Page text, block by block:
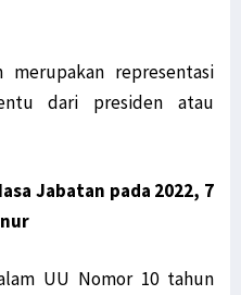
representasi
dari presiden atau
Jabatan pada 2022, 7
UU Nomor 10 tahun